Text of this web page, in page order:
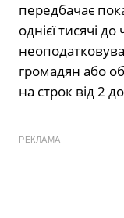
передбачає
однієї тисячі
громадян або
на строк від 2
РЕКЛАМА